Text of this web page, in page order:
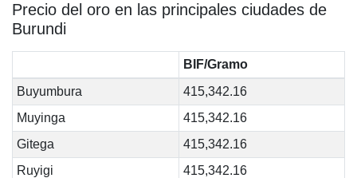
Precio del oro en las principales ciudades de
Burundi
BIF/Gramo
Buyumbura
415,342.16
Muyinga
415,342.16
Gitega
415,342.16
Ruyigi
415,342.16